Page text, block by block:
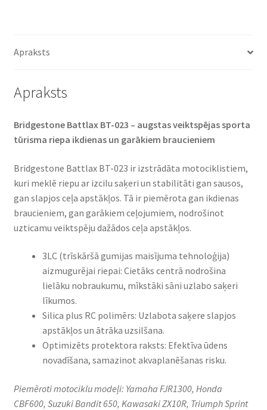
Apraksts
Apraksts
Bridgestone Battlax BT-023 – augstas veiktspējas sporta
tūrisma riepa ikdienas un garākiem braucieniem​
Bridgestone Battlax BT-023 ir izstrādāta motociklistiem,
kuri meklē riepu ar izcilu saķeri un stabilitāti gan sausos,
gan slapjos ceļa apstākļos. Tā ir piemērota gan ikdienas
braucieniem, gan garākiem ceļojumiem, nodrošinot
uzticamu veiktspēju dažādos ceļa apstākļos.​
3LC (trīskāršā gumijas maisījuma tehnoloģija)
aizmugurējai riepai: Cietāks centrā nodrošina
lielāku nobraukumu, mīkstāki sāni uzlabo saķeri
līkumos.​
Silica plus RC polimērs: Uzlabota saķere slapjos
apstākļos un ātrāka uzsilšana.​
Optimizēts protektora raksts: Efektīva ūdens
novadīšana, samazinot akvaplanēšanas risku.​
Piemēroti motociklu modeļi: Yamaha FJR1300, Honda
CBF600, Suzuki Bandit 650, Kawasaki ZX10R, Triumph Sprint